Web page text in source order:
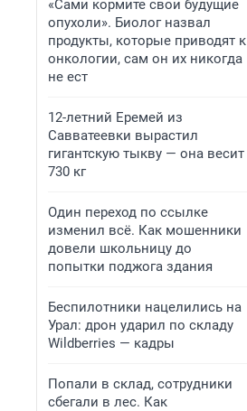
«Сами кормите свои будущие
опухоли». Биолог назвал
продукты, которые приводят к
онкологии, сам он их никогда
не ест
12-летний Еремей из
Савватеевки вырастил
гигантскую тыкву — она весит
730 кг
Один переход по ссылке
изменил всё. Как мошенники
довели школьницу до
попытки поджога здания
Беспилотники нацелились на
Урал: дрон ударил по складу
Wildberries — кадры
Попали в склад, сотрудники
сбегали в лес. Как